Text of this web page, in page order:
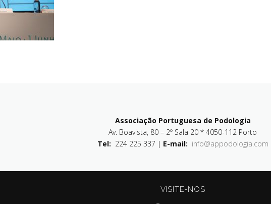
Associação Portuguesa de Podologia
Av. Boavista, 80 – 2º Sala 20 * 4050-112 Porto
Tel: 224 225 337 | E-mail: info@appodologia.com
VISITE-NOS